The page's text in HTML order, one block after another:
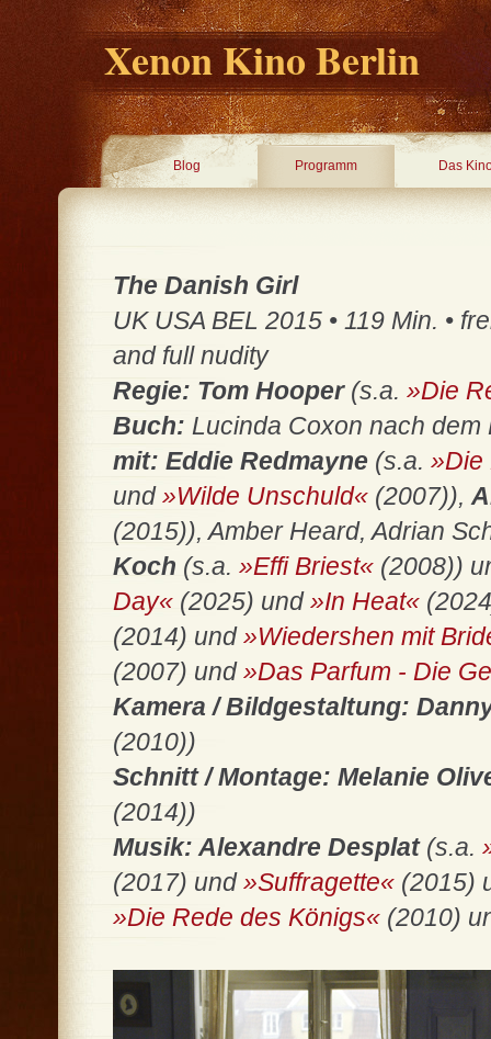
Xenon Kino Berlin
Blog Programm Das
The Danish Girl
UK USA BEL 2015 • 119 Min. •
and full nudity
Regie: Tom Hooper (s.a. »Die
Buch: Lucinda Coxon nach
mit: Eddie Redmayne (s.a. »Die
und»Wilde Unschuld« (2007)),
(2015)), Amber Heard, Adrian
Koch (s.a. »Effi Briest« (2008))
Day« (2025) und»In Heat«
(2014) und»Wiedershen mit
(2007) und»Das Parfum - Die
Kamera / Bildgestaltung:
(2010))
Schnitt / Montage: Melanie
(2014))
Musik: Alexandre Desplat (s.a.
(2017) und»Suffragette« (2015)
»Die Rede des Königs« (2010)